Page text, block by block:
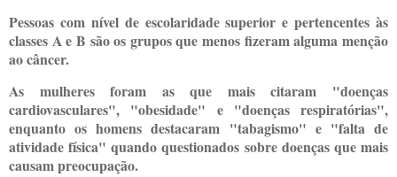
Pessoas com nível de escolaridade superior e pertencentes às
classes A e B são os grupos que menos fizeram alguma menção
ao câncer.
As mulheres foram as que mais citaram "doenças
cardiovasculares", "obesidade" e "doenças respiratórias",
enquanto os homens destacaram "tabagismo" e "falta de
atividade física" quando questionados sobre doenças que mais
causam preocupação.